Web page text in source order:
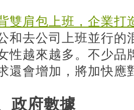
雙肩包上班，企業打
和去公司上班並行的
性越來越多。不少品
還會增加，將加快應
政府數據